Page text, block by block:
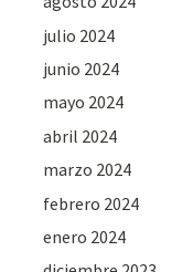
julio 2024
junio 2024
mayo 2024
abril 2024
marzo 2024
febrero 2024
enero 2024